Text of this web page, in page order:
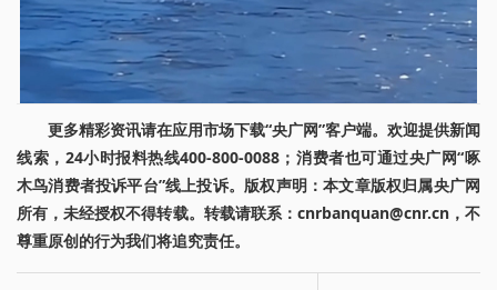
更多精彩资讯请在应用市场下载“央广网”客户端。欢迎提供新闻
线索，24小时报料热线400-800-0088；消费者也可通过央广网“啄
木鸟消费者投诉平台”线上投诉。版权声明：本文章版权归属央广网
所有，未经授权不得转载。转载请联系：cnrbanquan@cnr.cn，不
尊重原创的行为我们将追究责任。